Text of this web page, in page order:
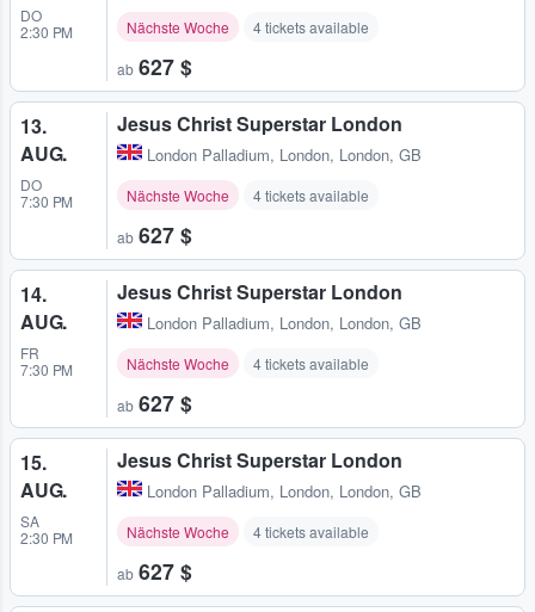
DO
2:30 PM
Nächste Woche 4 tickets available
ab 627 $
13.
AUG.
DO
7:30 PM
Jesus Christ Superstar London
London Palladium, London, London, GB
Nächste Woche 4 tickets available
ab 627 $
14.
AUG.
FR
7:30 PM
Jesus Christ Superstar London
London Palladium, London, London, GB
Nächste Woche 4 tickets available
ab 627 $
15.
AUG.
SA
2:30 PM
Jesus Christ Superstar London
London Palladium, London, London, GB
Nächste Woche 4 tickets available
ab 627 $